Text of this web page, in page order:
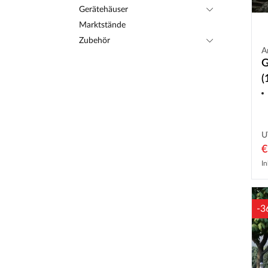
Gerätehäuser
Marktstände
Zubehör
-